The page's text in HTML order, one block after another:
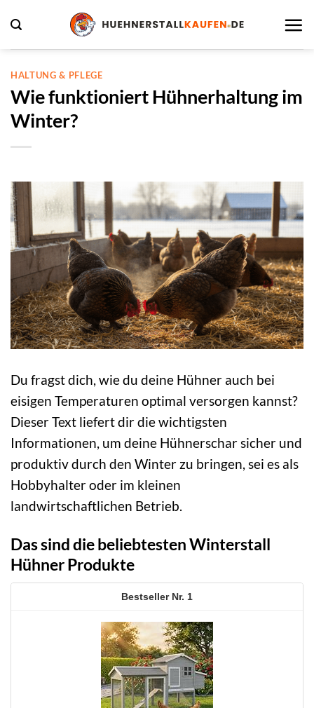
Inhalt
springen
HALTUNG & PFLEGE
Wie funktioniert Hühnerhaltung im
Winter?
Du fragst dich, wie du deine Hühner auch bei
eisigen Temperaturen optimal versorgen kannst?
Dieser Text liefert dir die wichtigsten
Informationen, um deine Hühnerschar sicher und
produktiv durch den Winter zu bringen, sei es als
Hobbyhalter oder im kleinen
landwirtschaftlichen Betrieb.
Das sind die beliebtesten Winterstall
Hühner Produkte
1